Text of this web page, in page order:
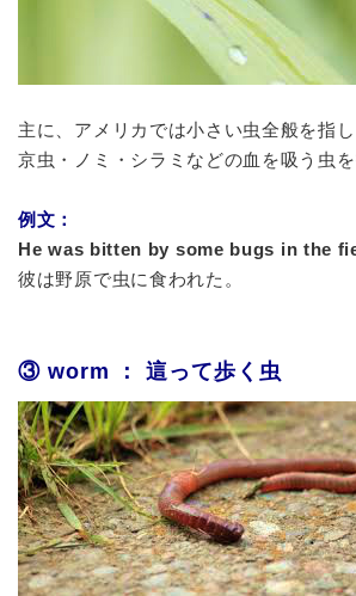
主に、アメリカでは小さい虫全般を指
京虫・ノミ・シラミなどの血を吸う虫を
例文：
He was bitten by some bugs in the
彼は野原で虫に食われた。
③ worm ： 這って歩く虫